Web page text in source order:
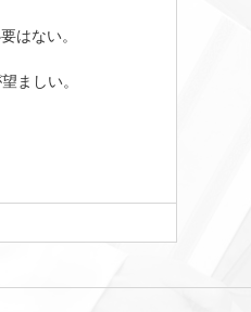
はない。
ましい。